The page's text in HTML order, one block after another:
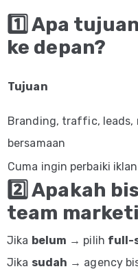
1️⃣ Apa
ke depan?
Tujuan
Branding, traffic, leads,
bersamaan
Cuma ingin perbaiki
2️⃣ Apakah
team
Jika belum → pilih full-
Jika sudah → agency